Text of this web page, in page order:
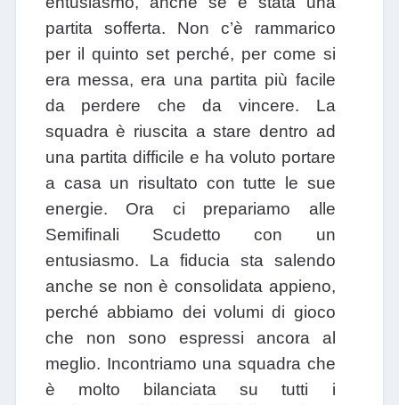
partita sofferta. Non c’è rammarico
per il quinto set perché, per come si
era messa, era una partita più facile
da perdere che da vincere. La
squadra è riuscita a stare dentro ad
una partita difficile e ha voluto portare
a casa un risultato con tutte le sue
energie. Ora ci prepariamo alle
Semifinali Scudetto con un
entusiasmo. La fiducia sta salendo
anche se non è consolidata appieno,
perché abbiamo dei volumi di gioco
che non sono espressi ancora al
meglio. Incontriamo una squadra che
è molto bilanciata su tutti i